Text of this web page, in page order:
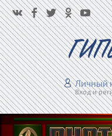
Личный
Вход и